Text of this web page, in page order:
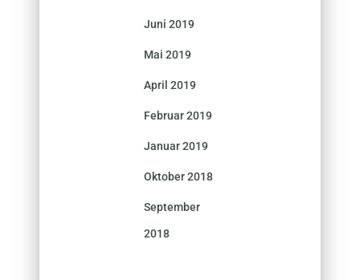
Juni 2019
Mai 2019
April 2019
Februar 2019
Januar 2019
Oktober 2018
September
2018